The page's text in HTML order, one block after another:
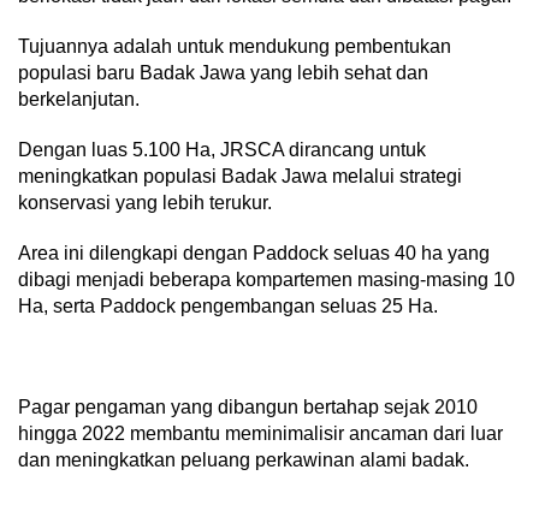
Tujuannya adalah untuk mendukung pembentukan
populasi baru Badak Jawa yang lebih sehat dan
berkelanjutan.
Dengan luas 5.100 Ha, JRSCA dirancang untuk
meningkatkan populasi Badak Jawa melalui strategi
konservasi yang lebih terukur.
Area ini dilengkapi dengan Paddock seluas 40 ha yang
dibagi menjadi beberapa kompartemen masing-masing 10
Ha, serta Paddock pengembangan seluas 25 Ha.
Pagar pengaman yang dibangun bertahap sejak 2010
hingga 2022 membantu meminimalisir ancaman dari luar
dan meningkatkan peluang perkawinan alami badak.